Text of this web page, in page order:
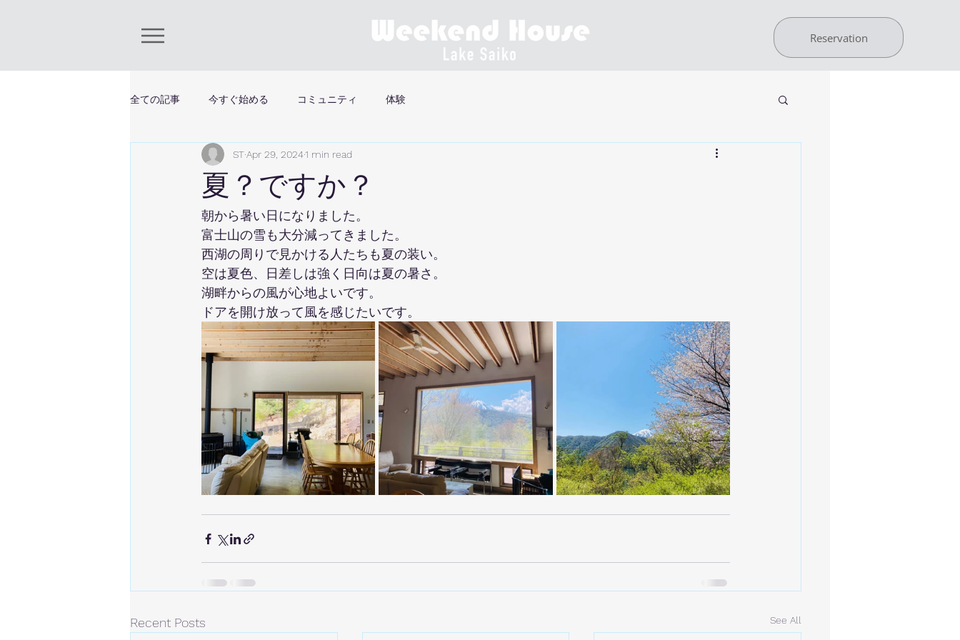
Reservation
全ての記事 今すぐ始める コミュニティ 体験
夏？ですか？
STApr 29, 20241 min read
朝から暑い日になりました。
富士山の雪も大分減ってきました。
西湖の周りで見かける人たちも夏の装い。
空は夏色、日差しは強く日向は夏の暑さ。
湖畔からの風が心地よいです。
ドアを開け放って風を感じたいです。
Recent Posts See All